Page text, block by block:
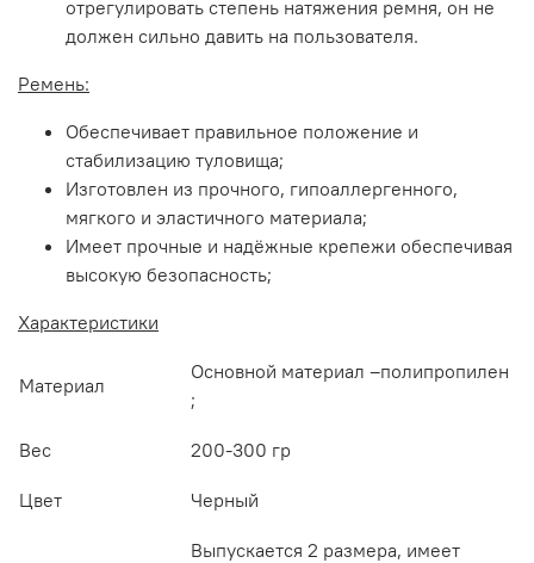
отрегулировать степень натяжения ремня, он не
должен сильно давить на пользователя.
Ремень:
Обеспечивает правильное положение и
стабилизацию туловища;
Изготовлен из прочного, гипоаллергенного,
мягкого и эластичного материала;
Имеет прочные и надёжные крепежи обеспечивая
высокую безопасность;
Характеристики
Материал
Основной материал –полипропилен
;
Вес 200-300 гр
Цвет Черный
Выпускается 2 размера, имеет